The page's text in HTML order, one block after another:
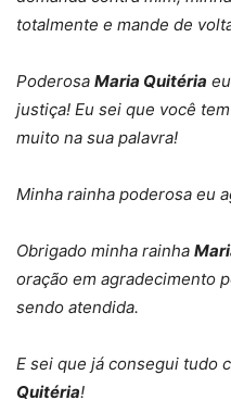
totalmente e mande de
Poderosa Maria Quitéria
justiça! Eu sei que você
muito na sua palavra!
Minha rainha poderosa eu
Obrigado minha rainha
oração em agradecimento
sendo atendida.
E sei que já consegui tudo
Quitéria!